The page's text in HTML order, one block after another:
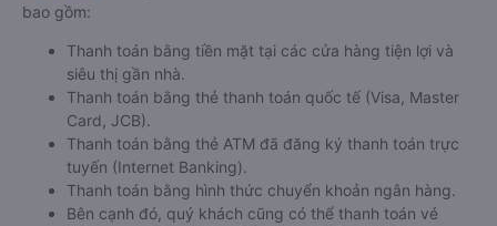
bao gồm:
Thanh toán bằng tiền mặt tại các cửa hàng tiện lợi và
siêu thị gần nhà.
Thanh toán bằng thẻ thanh toán quốc tế (Visa, Master
Card, JCB).
Thanh toán bằng thẻ ATM đã đăng ký thanh toán trực
tuyến (Internet Banking).
Thanh toán bằng hình thức chuyển khoản ngân hàng.
Bên cạnh đó, quý khách cũng có thể thanh toán vé